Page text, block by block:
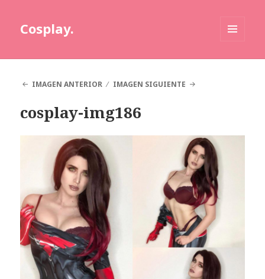
Cosplay.
IMAGEN ANTERIOR
IMAGEN SIGUIENTE
cosplay-img186